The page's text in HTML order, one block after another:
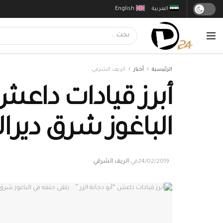
English العربية
الرئيسية أخبار الريف الشرقي
أبرز قيادات
الباغوز شرق
24/02/2019في الريف الشرقي